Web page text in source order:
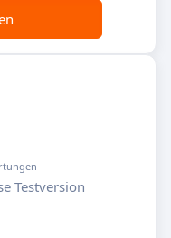
Testversion